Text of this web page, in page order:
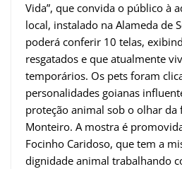
Vida”, que convida o público à
local, instalado na Alameda de
poderá conferir 10 telas,
resgatados e que atualmente
temporários. Os pets foram
personalidades goianas
proteção animal sob o olhar da
Monteiro. A mostra é
Focinho Caridoso, que tem a
dignidade animal trabalhando